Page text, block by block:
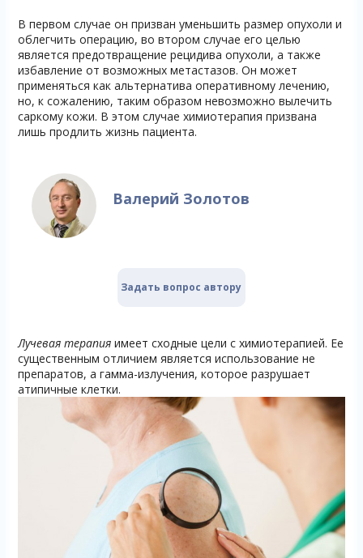
В первом случае он призван уменьшить размер опухоли и
облегчить операцию, во втором случае его целью
является предотвращение рецидива опухоли, а также
избавление от возможных метастазов. Он может
применяться как альтернатива оперативному лечению,
но, к сожалению, таким образом невозможно вылечить
саркому кожи. В этом случае химиотерапия призвана
лишь продлить жизнь пациента.
Валерий Золотов
Задать вопрос автору
Лучевая терапияимеет сходные цели с химиотерапией. Ее
существенным отличием является использование не
препаратов, а гамма-излучения, которое разрушает
атипичные клетки.